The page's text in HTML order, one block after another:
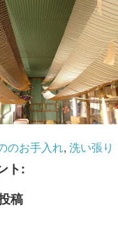
のお手入れ, 洗い張り
ト:
稿